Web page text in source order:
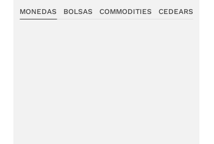
MONEDAS BOLSAS COMMODITIES CEDEARS